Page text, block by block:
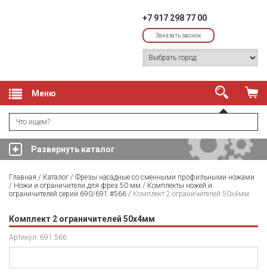
+7 917 298 77 00
Заказать звонок
Меню
Развернуть каталог
Главная / Каталог / Фрезы насадные со сменными профильными ножами
/ Ножи и ограничители для фрез 50 мм / Комплекты ножей и
ограничителей серии 690/691 #566 / Комплект 2 ограничителей 50x4мм
Комплект 2 ограничителей 50x4мм
Артикул: 691.566